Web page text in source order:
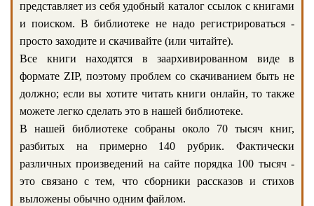
представляет из себя удобный каталог ссылок с книгами
и поиском. В библиотеке не надо регистрироваться -
просто заходите и скачивайте (или читайте).
Все книги находятся в заархивированном виде в
формате ZIP, поэтому проблем со скачиванием быть не
должно; если вы хотите читать книги онлайн, то также
можете легко сделать это в нашей библиотеке.
В нашей библиотеке собраны около 70 тысяч книг,
разбитых на примерно 140 рубрик. Фактически
различных произведений на сайте порядка 100 тысяч -
это связано с тем, что сборники рассказов и стихов
выложены обычно одним файлом.